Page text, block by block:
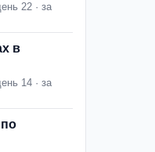
22 · за
в
14 · за
по